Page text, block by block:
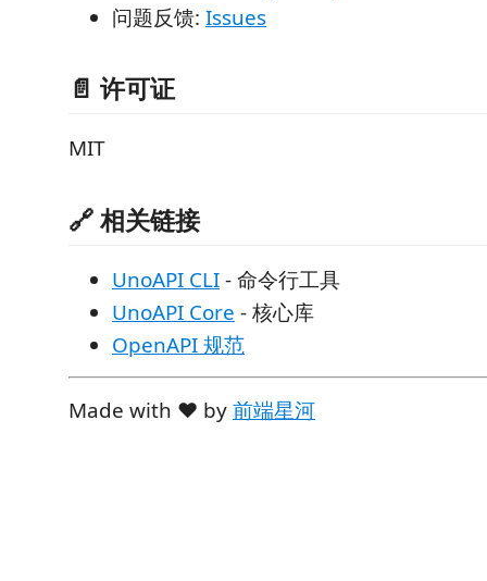
问题反馈: Issues
📄 许可证
MIT
🔗 相关链接
UnoAPI CLI- 命令行工具
UnoAPI Core - 核心库
OpenAPI 规范
Made with ❤️ by前端星河